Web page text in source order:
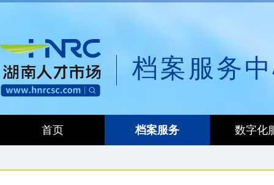
档案服务
首页 档案服务 数字化